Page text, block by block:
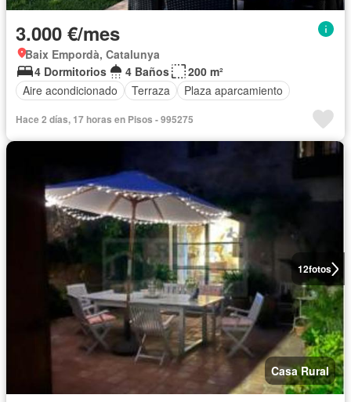
3.000 €/mes
Baix Empordà, Catalunya
4 Dormitorios
4 Baños
200 m²
Aire acondicionado
Terraza Plaza aparcamiento
Hace 2 días, 17 horas en Pisos - 995275
12fotos
Casa Rural